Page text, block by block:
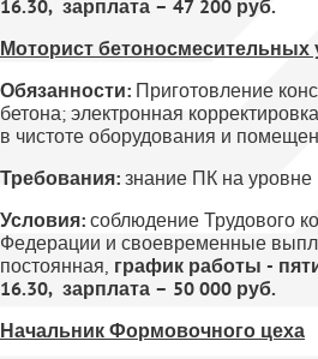
16.30, зарплата – 47 200 руб.
Моторист бетоносмесительных
Обязанности: Приготовление
бетона; электронная
в чистоте оборудования и
Требования: знание ПК на уровне
Условия: соблюдение Трудового
Федерации и своевременные
постоянная, график работы -
16.30, зарплата – 50 000 руб.
Начальник Формовочного цеха